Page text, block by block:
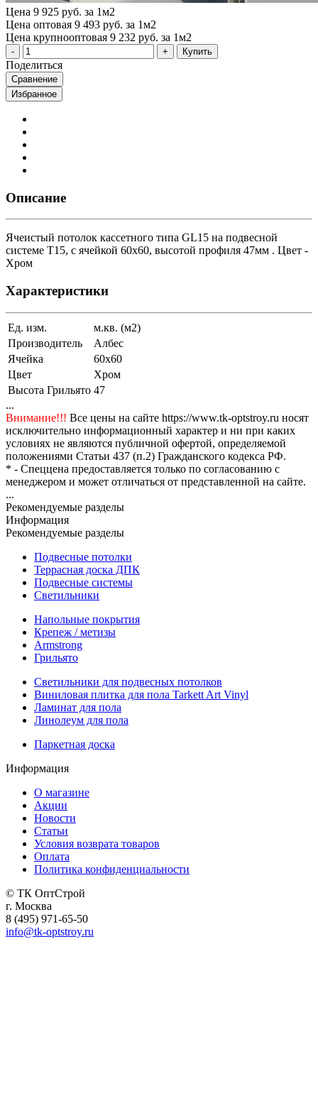
Цена 9 925 руб. за 1м2
Цена оптовая 9 493 руб. за 1м2
Цена крупнооптовая 9 232 руб. за 1м2
Купить
Поделиться
Сравнение
Избранное
Описание
Ячеистый потолок кассетного типа GL15 на подвесной
системе Т15, с ячейкой 60х60, высотой профиля 47мм . Цвет -
Хром
Характеристики
Ед. изм.
м.кв. (м2)
Производитель
Албес
Ячейка
60х60
Цвет
Хром
Высота Грильято 47
...
Внимание!!! Все цены на сайте https://www.tk-optstroy.ru носят
исключительно информационный характер и ни при каких
условиях не являются публичной офертой, определяемой
положениями Статьи 437 (п.2) Гражданского кодекса РФ.
* - Спеццена предоставляется только по согласованию с
менеджером и может отличаться от представленной на сайте.
...
Рекомендуемые разделы
Информация
Рекомендуемые разделы
Подвесные потолки
Террасная доска ДПК
Подвесные системы
Светильники
Напольные покрытия
Крепеж / метизы
Armstrong
Грильято
Светильники для подвесных потолков
Виниловая плитка для пола Tarkett Art Vinyl
Ламинат для пола
Линолеум для пола
Паркетная доска
Информация
О магазине
Акции
Новости
Статьи
Условия возврата товаров
Оплата
Политика конфиденциальности
© ТК ОптСтрой
г. Москва
8 (495) 971-65-50
info@tk-optstroy.ru